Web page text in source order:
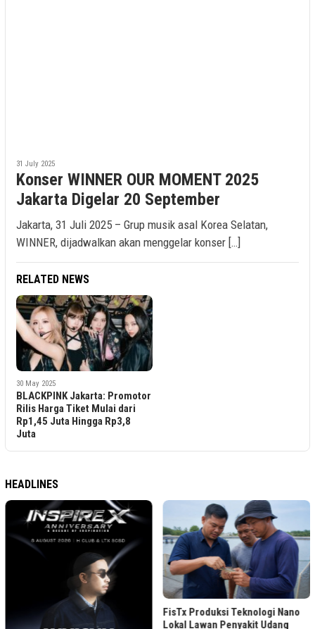
31 July 2025
Konser WINNER OUR MOMENT 2025
Jakarta Digelar 20 September
Jakarta, 31 Juli 2025 – Grup musik asal Korea Selatan,
WINNER, dijadwalkan akan menggelar konser […]
RELATED NEWS
30 May 2025
BLACKPINK Jakarta: Promotor
Rilis Harga Tiket Mulai dari
Rp1,45 Juta Hingga Rp3,8
Juta
HEADLINES
FisTx Produksi Teknologi Nano
Lokal Lawan Penyakit Udang